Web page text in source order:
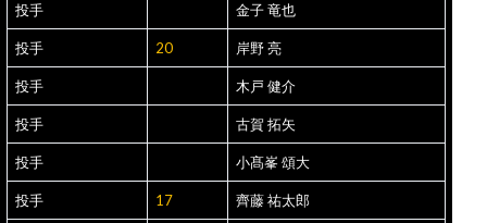
投手 金子 竜也
投手 20 岸野 亮
投手 木戸 健介
投手 古賀 拓矢
投手 小髙峯 頌大
投手 17 齊藤 祐太郎